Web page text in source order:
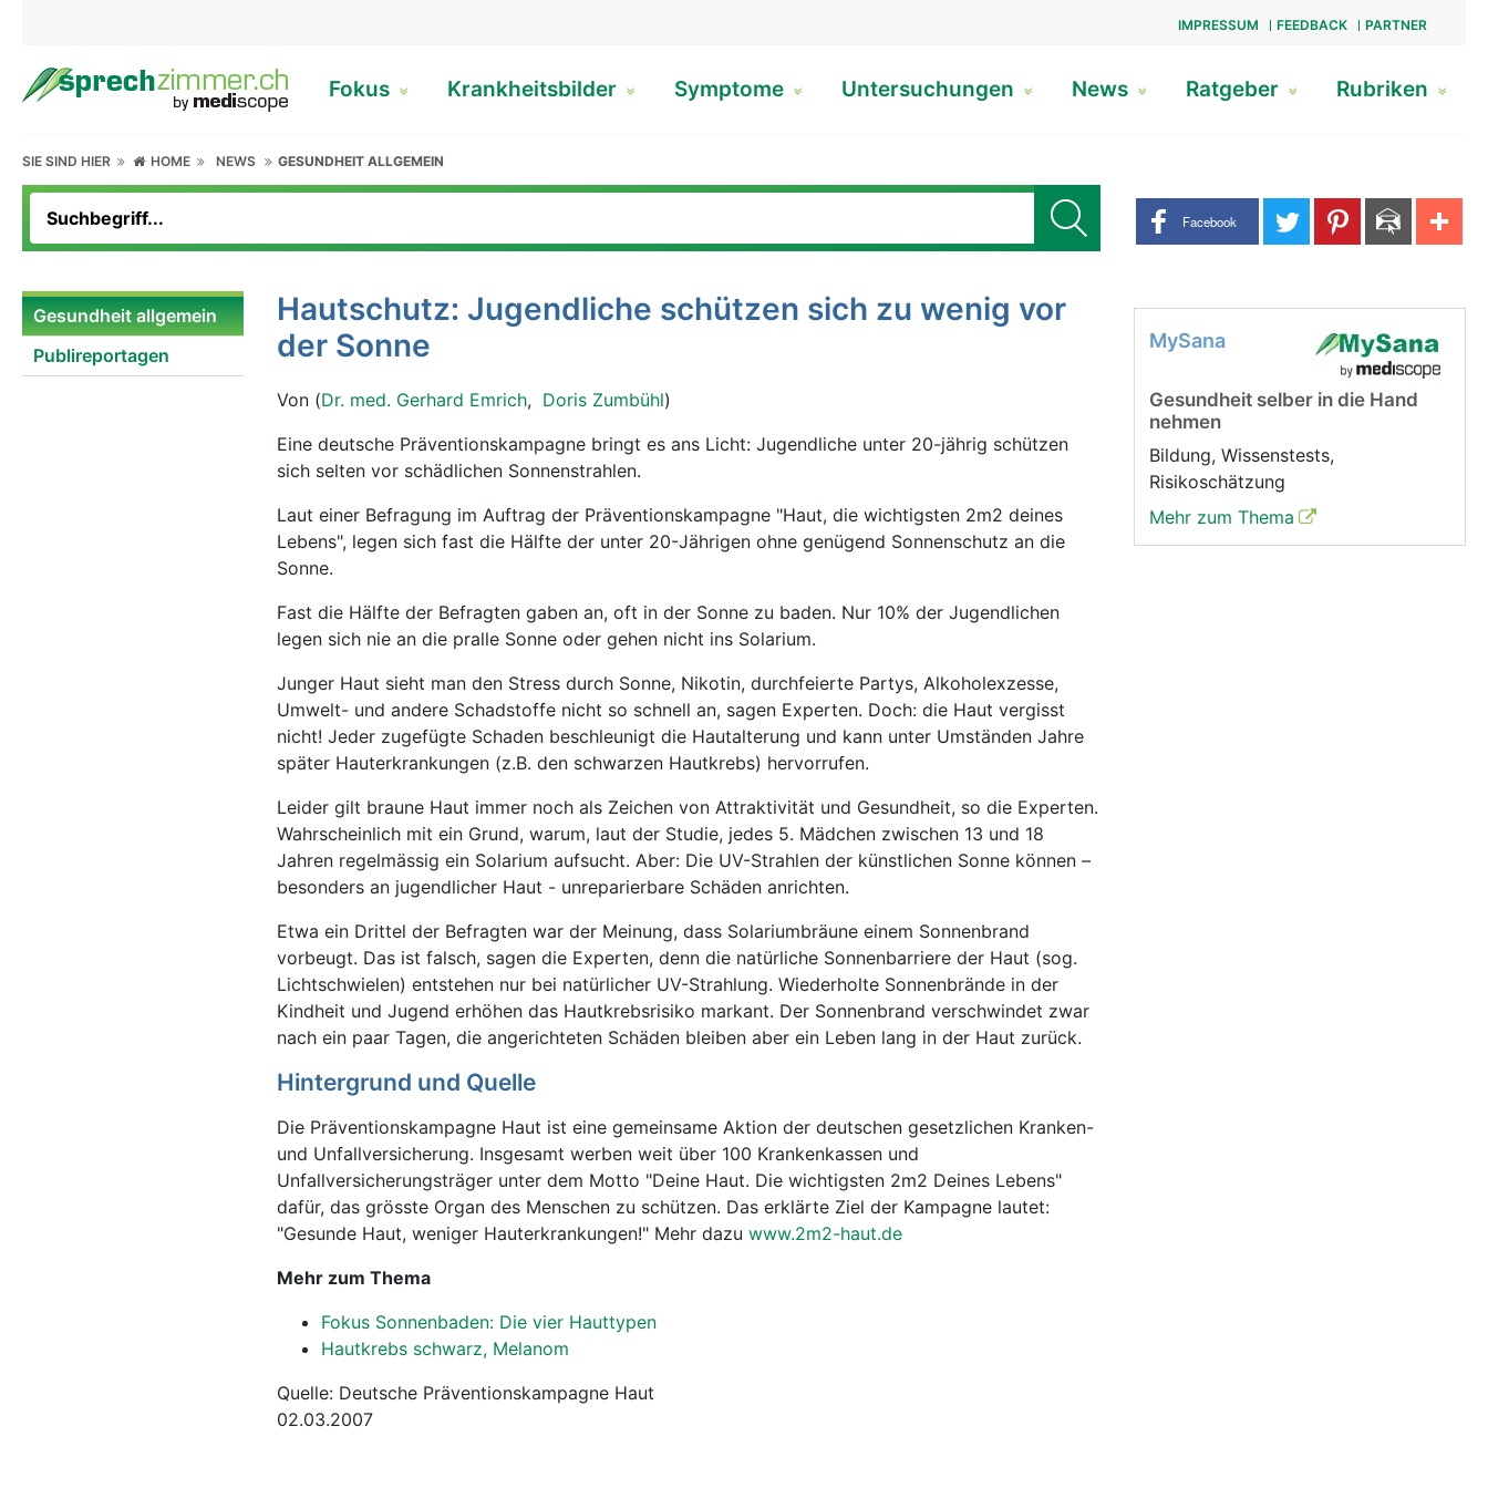
IMPRESSUM FEEDBACK PARTNER
Fokus Krankheitsbilder Symptome Untersuchungen News Ratgeber Rubriken
SIE SIND HIER HOME NEWS GESUNDHEIT ALLGEMEIN
Share buttons
Facebook
Gesundheit allgemein
Publireportagen
Hautschutz: Jugendliche schützen sich zu wenig vor
der Sonne
Von (Dr. med. Gerhard Emrich, Doris Zumbühl)
Eine deutsche Präventionskampagne bringt es ans Licht: Jugendliche unter 20-jährig schützen
sich selten vor schädlichen Sonnenstrahlen.
Laut einer Befragung im Auftrag der Präventionskampagne "Haut, die wichtigsten 2m2 deines
Lebens", legen sich fast die Hälfte der unter 20-Jährigen ohne genügend Sonnenschutz an die
Sonne.
Fast die Hälfte der Befragten gaben an, oft in der Sonne zu baden. Nur 10% der Jugendlichen
legen sich nie an die pralle Sonne oder gehen nicht ins Solarium.
Junger Haut sieht man den Stress durch Sonne, Nikotin, durchfeierte Partys, Alkoholexzesse,
Umwelt- und andere Schadstoffe nicht so schnell an, sagen Experten. Doch: die Haut vergisst
nicht! Jeder zugefügte Schaden beschleunigt die Hautalterung und kann unter Umständen Jahre
später Hauterkrankungen (z.B. den schwarzen Hautkrebs) hervorrufen.
Leider gilt braune Haut immer noch als Zeichen von Attraktivität und Gesundheit, so die Experten.
Wahrscheinlich mit ein Grund, warum, laut der Studie, jedes 5. Mädchen zwischen 13 und 18
Jahren regelmässig ein Solarium aufsucht. Aber: Die UV-Strahlen der künstlichen Sonne können –
besonders an jugendlicher Haut - unreparierbare Schäden anrichten.
Etwa ein Drittel der Befragten war der Meinung, dass Solariumbräune einem Sonnenbrand
vorbeugt. Das ist falsch, sagen die Experten, denn die natürliche Sonnenbarriere der Haut (sog.
Lichtschwielen) entstehen nur bei natürlicher UV-Strahlung. Wiederholte Sonnenbrände in der
Kindheit und Jugend erhöhen das Hautkrebsrisiko markant. Der Sonnenbrand verschwindet zwar
nach ein paar Tagen, die angerichteten Schäden bleiben aber ein Leben lang in der Haut zurück.
Hintergrund und Quelle
Die Präventionskampagne Haut ist eine gemeinsame Aktion der deutschen gesetzlichen Kranken-
und Unfallversicherung. Insgesamt werben weit über 100 Krankenkassen und
Unfallversicherungsträger unter dem Motto "Deine Haut. Die wichtigsten 2m2 Deines Lebens"
dafür, das grösste Organ des Menschen zu schützen. Das erklärte Ziel der Kampagne lautet:
"Gesunde Haut, weniger Hauterkrankungen!" Mehr dazu www.2m2-haut.de
Mehr zum Thema
Fokus Sonnenbaden: Die vier Hauttypen
Hautkrebs schwarz, Melanom
Quelle: Deutsche Präventionskampagne Haut
02.03.2007
MySana
Gesundheit selber in die Hand
nehmen
Bildung, Wissenstests,
Risikoschätzung
Mehr zum Thema